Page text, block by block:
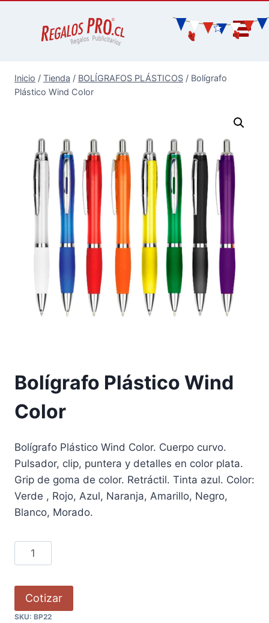
Inicio / Tienda / BOLÍGRAFOS PLÁSTICOS / Bolígrafo
Plástico Wind Color
Bolígrafo Plástico Wind
Color
Bolígrafo Plástico Wind Color. Cuerpo curvo.
Pulsador, clip, puntera y detalles en color plata.
Grip de goma de color. Retráctil. Tinta azul. Color:
Verde , Rojo, Azul, Naranja, Amarillo, Negro,
Blanco, Morado.
Cotizar
SKU: BP22